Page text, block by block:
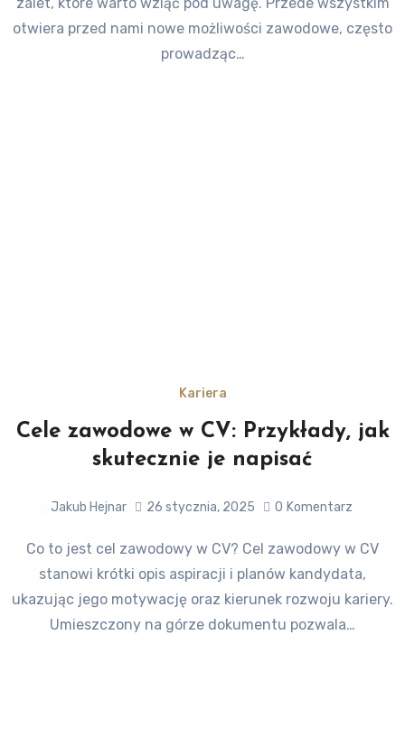
otwiera przed nami nowe możliwości zawodowe, często
prowadząc…
Kariera
Cele zawodowe w CV: Przykłady, jak
skutecznie je napisać
Jakub Hejnar 26 stycznia, 2025 0 Komentarz
Co to jest cel zawodowy w CV? Cel zawodowy w CV
stanowi krótki opis aspiracji i planów kandydata,
ukazując jego motywację oraz kierunek rozwoju kariery.
Umieszczony na górze dokumentu pozwala…